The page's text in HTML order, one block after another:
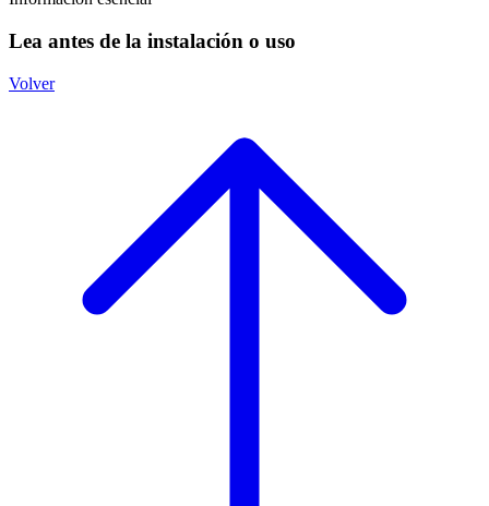
Lea antes de la instalación o uso
Volver